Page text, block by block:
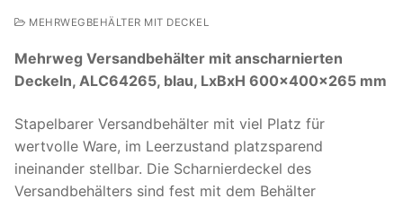
Suchen
MEHRWEGBEHÄLTER MIT DECKEL
Mehrweg Versandbehälter mit anscharnierten
Deckeln, ALC64265, blau, LxBxH 600x400x265 mm
Stapelbarer Versandbehälter mit viel Platz für
wertvolle Ware, im Leerzustand platzsparend
ineinander stellbar. Die Scharnierdeckel des
Versandbehälters sind fest mit dem Behälter